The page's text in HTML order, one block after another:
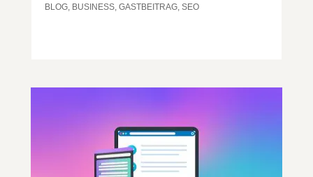
BLOG, BUSINESS, GASTBEITRAG, SEO